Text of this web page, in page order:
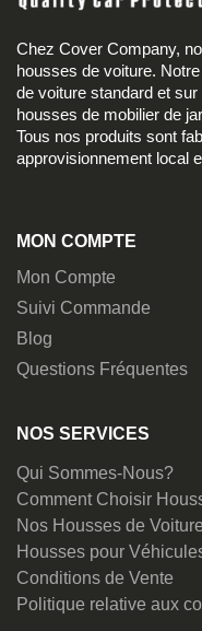
Chez Cover Company,
housses de voiture.
de voiture standard et
housses de mobilier de
Tous nos produits sont
approvisionnement local
MON COMPTE
Mon Compte
Suivi Commande
Blog
Questions Fréquentes
NOS SERVICES
Qui Sommes-Nous?
Comment Choisir
Nos Housses de Voiture
Housses pour
Conditions de Vente
Politique relative aux